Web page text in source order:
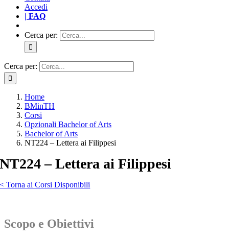
Accedi
| FAQ
Cerca per:
Cerca per:
Home
BMinTH
Corsi
Opzionali Bachelor of Arts
Bachelor of Arts
NT224 – Lettera ai Filippesi
NT224 – Lettera ai Filippesi
< Torna ai Corsi Disponibili
Scopo e Obiettivi